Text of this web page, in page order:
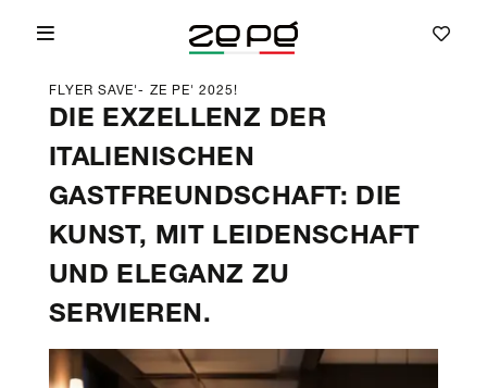
FLYER SAVE'- ZE PE' 2025!
DIE EXZELLENZ DER
ITALIENISCHEN
GASTFREUNDSCHAFT: DIE
KUNST, MIT LEIDENSCHAFT
UND ELEGANZ ZU
SERVIEREN.